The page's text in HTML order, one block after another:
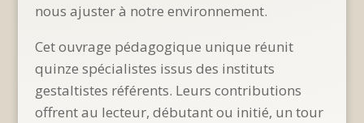
nous ajuster à notre environnement.
Cet ouvrage pédagogique unique réunit
quinze spécialistes issus des instituts
gestaltistes référents. Leurs contributions
offrent au lecteur, débutant ou initié, un tour